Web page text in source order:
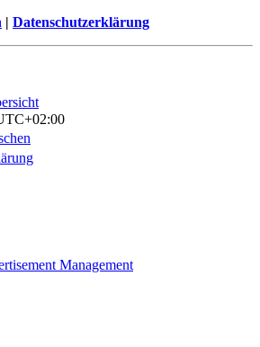
| Datenschutzerklärung
Management